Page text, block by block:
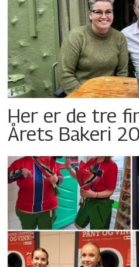
Her er de tre
Årets Bakeri